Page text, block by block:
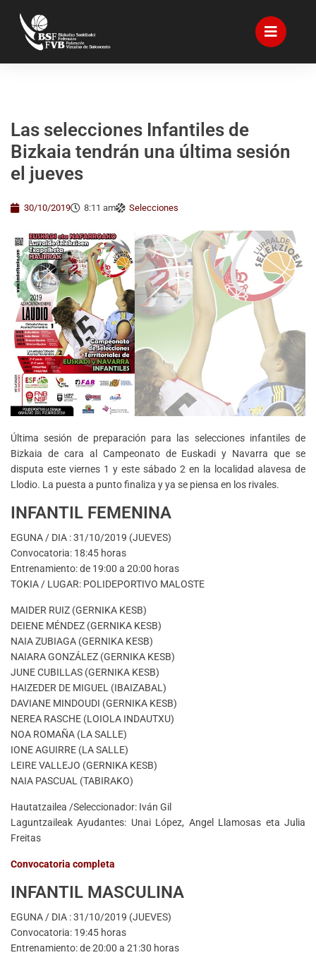
Las selecciones Infantiles de
Bizkaia tendrán una última sesión
el jueves
30/10/2019 8:11 am Selecciones
Última sesión de preparación para las selecciones infantiles de
Bizkaia de cara al Campeonato de Euskadi y Navarra que se
disputa este viernes 1 y este sábado 2 en la localidad alavesa de
Llodio. La puesta a punto finaliza y ya se piensa en los rivales.
INFANTIL FEMENINA
EGUNA / DIA : 31/10/2019 (JUEVES)
Convocatoria: 18:45 horas
Entrenamiento: de 19:00 a 20:00 horas
TOKIA / LUGAR: POLIDEPORTIVO MALOSTE
MAIDER RUIZ (GERNIKA KESB)
DEIENE MÉNDEZ (GERNIKA KESB)
NAIA ZUBIAGA (GERNIKA KESB)
NAIARA GONZÁLEZ (GERNIKA KESB)
JUNE CUBILLAS (GERNIKA KESB)
HAIZEDER DE MIGUEL (IBAIZABAL)
DAVIANE MINDOUDI (GERNIKA KESB)
NEREA RASCHE (LOIOLA INDAUTXU)
NOA ROMAÑA (LA SALLE)
IONE AGUIRRE (LA SALLE)
LEIRE VALLEJO (GERNIKA KESB)
NAIA PASCUAL (TABIRAKO)
Hautatzailea /Seleccionador: Iván Gil
Laguntzaileak Ayudantes: Unai López, Angel Llamosas eta Julia
Freitas
Convocatoria completa
INFANTIL MASCULINA
EGUNA / DIA : 31/10/2019 (JUEVES)
Convocatoria: 19:45 horas
Entrenamiento: de 20:00 a 21:30 horas